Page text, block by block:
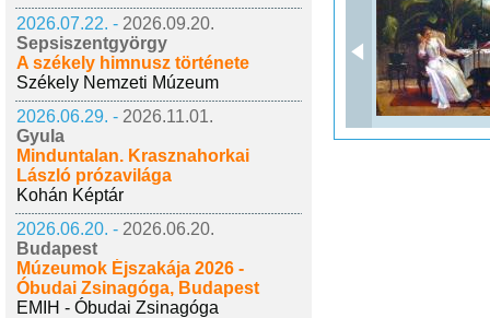
2026.07.22. - 2026.09.20.
Sepsiszentgyörgy
A székely himnusz története
Székely Nemzeti Múzeum
2026.06.29. - 2026.11.01.
Gyula
Minduntalan. Krasznahorkai
László prózavilága
Kohán Képtár
2026.06.20. - 2026.06.20.
Budapest
Múzeumok Éjszakája 2026 -
Óbudai Zsinagóga, Budapest
EMIH - Óbudai Zsinagóga